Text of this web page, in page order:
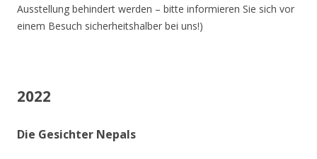
Ausstellung behindert werden – bitte informieren Sie sich vor
einem Besuch sicherheitshalber bei uns!)
2022
Die Gesichter Nepals